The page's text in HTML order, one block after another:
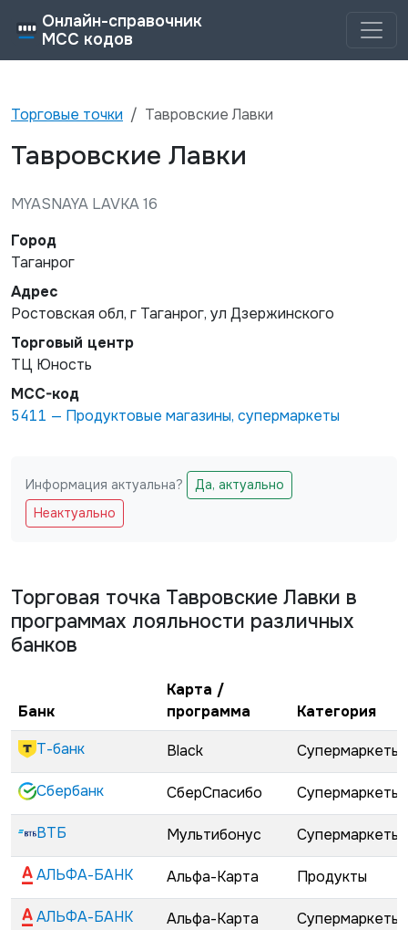
Онлайн-справочник
MCC кодов
Торговые точки Тавровские Лавки
Тавровские Лавки
MYASNAYA LAVKA 16
Город
Таганрог
Адрес
Ростовская обл, г Таганрог, ул Дзержинского
Торговый центр
ТЦ Юность
MCC-код
5411 — Продуктовые магазины, супермаркеты
Не заполняйте это поле
Информация актуальна?
Да, актуально
Неактуально
Торговая точка Тавровские Лавки в
программах лояльности различных
банков
Банк
Карта /
программа
Категория
Т-банк
Black Супермаркеты
Сбербанк СберСпасибо Супермаркеты
ВТБ Мультибонус Супермаркеты
АЛЬФА-БАНК Альфа-Карта Продукты
АЛЬФА-БАНК Альфа-Карта Супермаркеты